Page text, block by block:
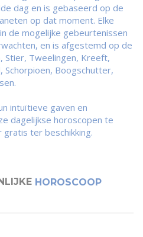
dag en is gebaseerd op de
op dat moment. Elke
de mogelijke gebeurtenissen
en is afgestemd op de
Stier, Tweelingen, Kreeft,
Schorpioen, Boogschutter,
intuïtieve gaven en
dagelijkse horoscopen te
ter beschikking.
HOROSCOOP